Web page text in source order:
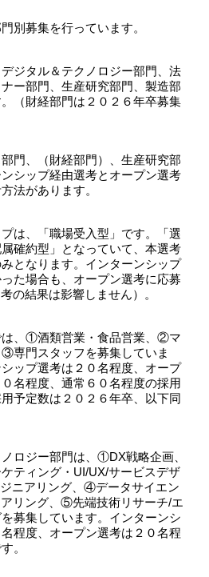
別募集を行っています。
ジタル＆テクノロジー部門、法
ー部門、生産研究部門、製造部
（財経部門は２０２６年卒募集
門、（財経部門）、生産研究部
シップ経由選考とオープン選考
法があります。
は、「職場受入型」です。「選
確約型」となっていて、本選考
となります。インターンシップ
た場合も、オープン選考に応募
の結果は影響しません）。
は、①酒類営業・食品営業、②マ
専門スタッフを募集していま
ップ選考は２０名程度、オープ
名程度、通常６０名程度の採用
予定数は２０２６年卒、以下同
ロジー部門は、①DX戦略企画、
ティング・UI/UX/サービスデザ
ニアリング、④データサイエン
リング、⑤先端技術リサーチ/エ
募集しています。インターンシ
程度、オープン選考は２０名程
。